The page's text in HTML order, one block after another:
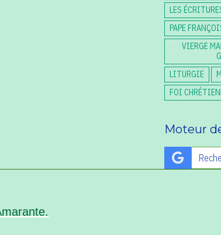
LES
PAPE
VIERGE
LITURGIE
FOI
Moteur